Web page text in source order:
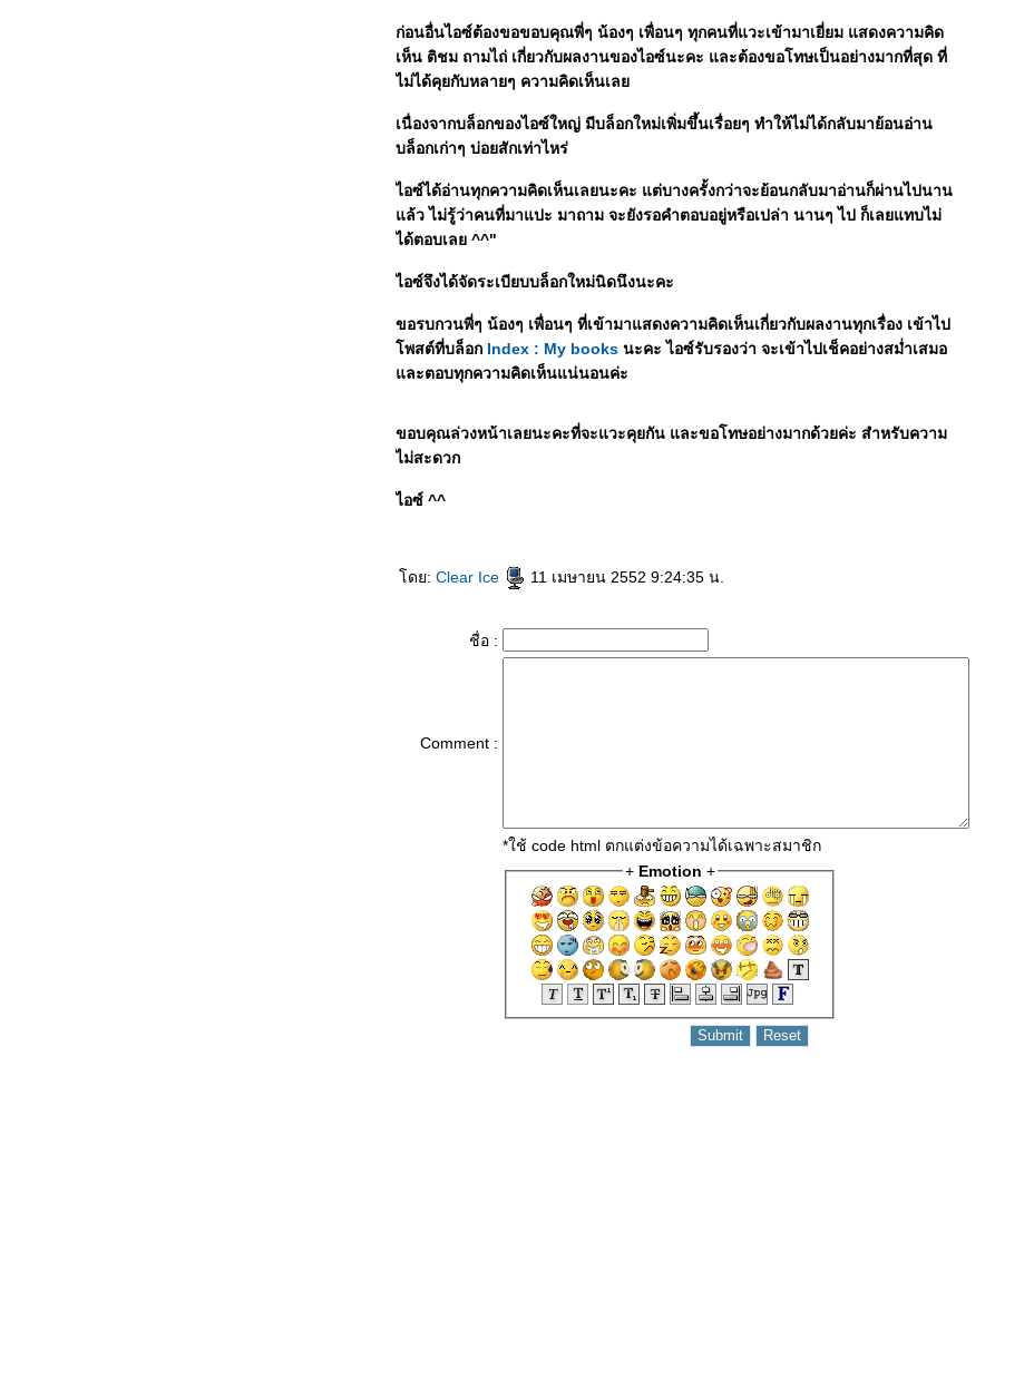
ก่อนอื่นไอซ์ต้องขอขอบคุณพี่ๆ น้องๆ เพื่อนๆ ทุกคนที่แวะเข้ามาเยี่ยม แสดงความคิด
เห็น ติชม ถามไถ่ เกี่ยวกับผลงานของไอซ์นะคะ และต้องขอโทษเป็นอย่างมากที่สุด ที่
ไม่ได้คุยกับหลายๆ ความคิดเห็นเล
เนื่องจากบล็อกของไอซ์ใหญ่ มีบล็อกใหม่เพิ่มขึ้นเรื่อยๆ ทำให้ไม่ได้กลับมาย้อนอ่าน
บล็อกเก่าๆ บ่อยสักเท่าไหร่
ไอซ์ได้อ่านทุกความคิดเห็นเลยนะคะ แต่บางครั้งกว่าจะย้อนกลับมาอ่านก็ผ่านไปนาน
ล้ว ไม่รู้ว่าคนที่มาแปะ มาถาม จะยังรอคำตอบอยู่หรือเปล่า นานๆ ไป ก็เลยแทบไม่
ได้ตอบเลย ^^"
ไอซ์จึงได้จัดระเบียบบล็อกใหม่นิดนึงนะคะ
ขอรบกวนพี่ๆ น้องๆ เพื่อนๆ ที่เข้ามาแสดงความคิดเห็นเกี่ยวกับผลงานทุกเรื่อง เข้าไป
พสต์ที่บล็อก Index : My books นะคะ ไอซ์รับรองว่า จะเข้าไปเช็คอย่างสม่ำเสมอ
ละตอบทุกความคิดเห็นแน่นอนค่ะ
ขอบคุณล่วงหน้าเลยนะคะที่จะแวะคุยกัน และขอโทษอย่างมากด้วยค่ะ สำหรับความ
ไม่สะดวก
ไอซ์ ^^
ดย: Clear Ice 11 เมษายน 2552 9:24:35 น.
ชื่อ :
Comment :
*ใช้ code html ตกแต่งข้อความได้เฉพาะสมาชิก
+ Emotion +